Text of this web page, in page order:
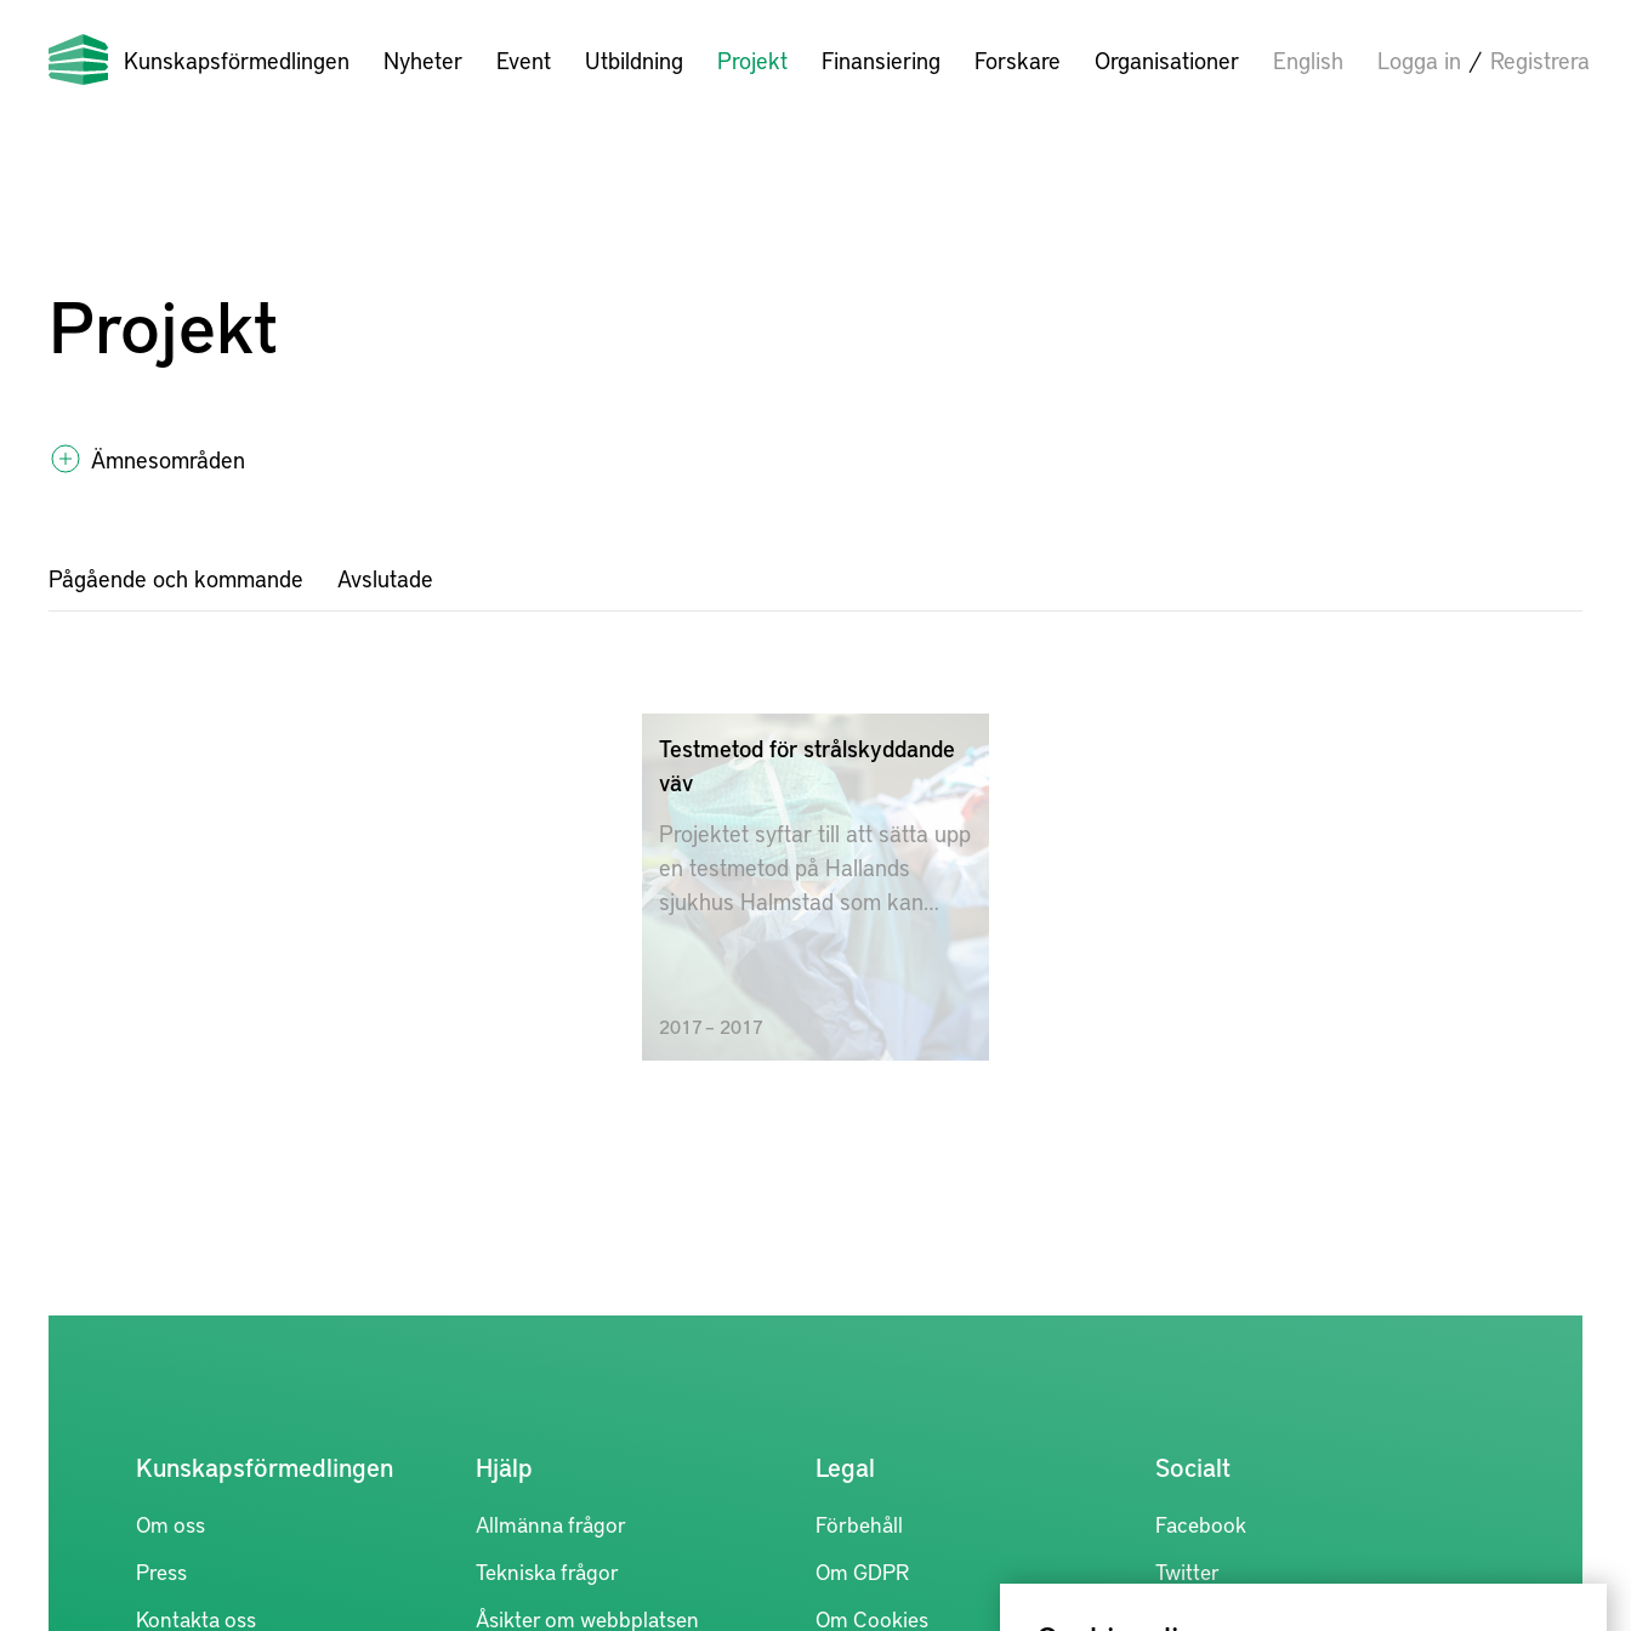
Kunskapsförmedlingen Nyheter Event Utbildning Projekt Finansiering Forskare Organisationer English Logga in / Registrera
Projekt
Ämnesområden
Pågående och kommande Avslutade
Testmetod för strålskyddande
väv
Projektet syftar till att sätta upp
en testmetod på Hallands
sjukhus Halmstad som kan
mäta strålning enligt standard.
2017 – 2017
Kunskapsförmedlingen
Om oss
Press
Kontakta oss
Hjälp
Allmänna frågor
Tekniska frågor
Åsikter om webbplatsen
Legal
Förbehåll
Om GDPR
Om Cookies
Socialt
Facebook
Twitter